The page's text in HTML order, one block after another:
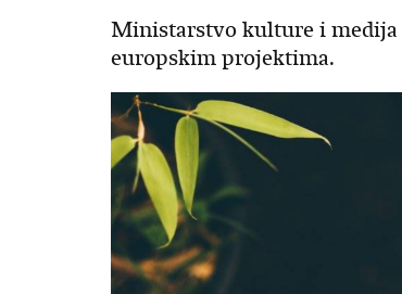
Ministarstvo kulture i medija
europskim projektima.